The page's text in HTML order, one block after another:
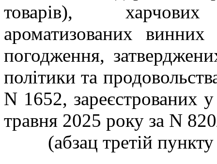
товарів),
ароматизованих
погодження,
політики та
N 1652, зареєстрованих
травня 2025 року за N
(абзац третій